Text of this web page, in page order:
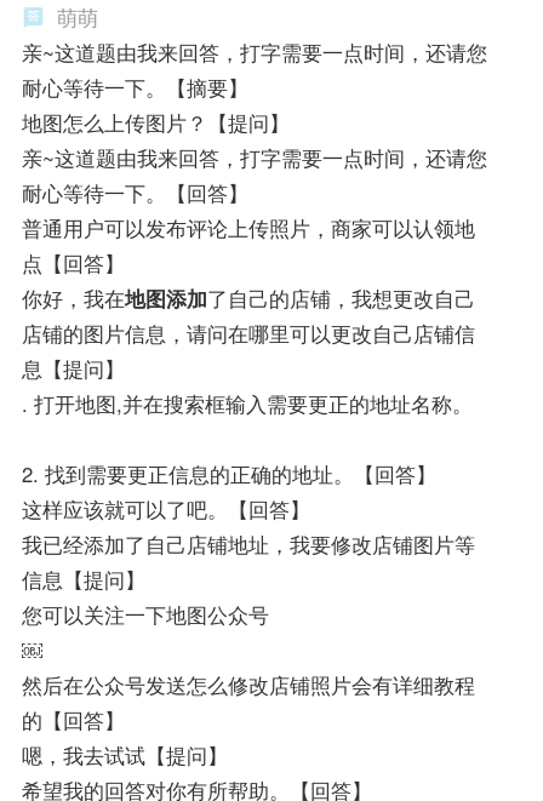
萌萌
亲~这道题由我来回答，打字需要一点时间，还请您
耐心等待一下。【摘要】
地图怎么上传图片？【提问】
亲~这道题由我来回答，打字需要一点时间，还请您
耐心等待一下。【回答】
普通用户可以发布评论上传照片，商家可以认领地
点【回答】
你好，我在地图添加了自己的店铺，我想更改自己
店铺的图片信息，请问在哪里可以更改自己店铺信
息【提问】
. 打开地图,并在搜索框输入需要更正的地址名称。
2. 找到需要更正信息的正确的地址。【回答】
这样应该就可以了吧。【回答】
我已经添加了自己店铺地址，我要修改店铺图片等
信息【提问】
您可以关注一下地图公众号
￼
然后在公众号发送怎么修改店铺照片会有详细教程
的【回答】
嗯，我去试试【提问】
希望我的回答对你有所帮助。【回答】